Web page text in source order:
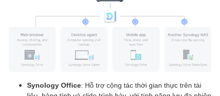
Synology Office: Hỗ trợ cộng tác thời gian thực trên tài